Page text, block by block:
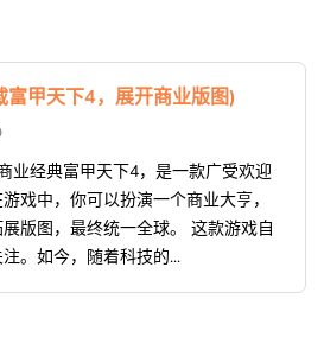
甲天下4，展开商业版图)
业经典富甲天下4，是一款广受欢迎
戏中，你可以扮演一个商业大亨，
版图，最终统一全球。 这款游戏自
。如今，随着科技的...